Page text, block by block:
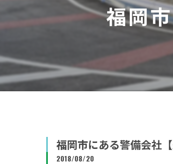
福岡
福岡市にある警備会社
2018/08/20